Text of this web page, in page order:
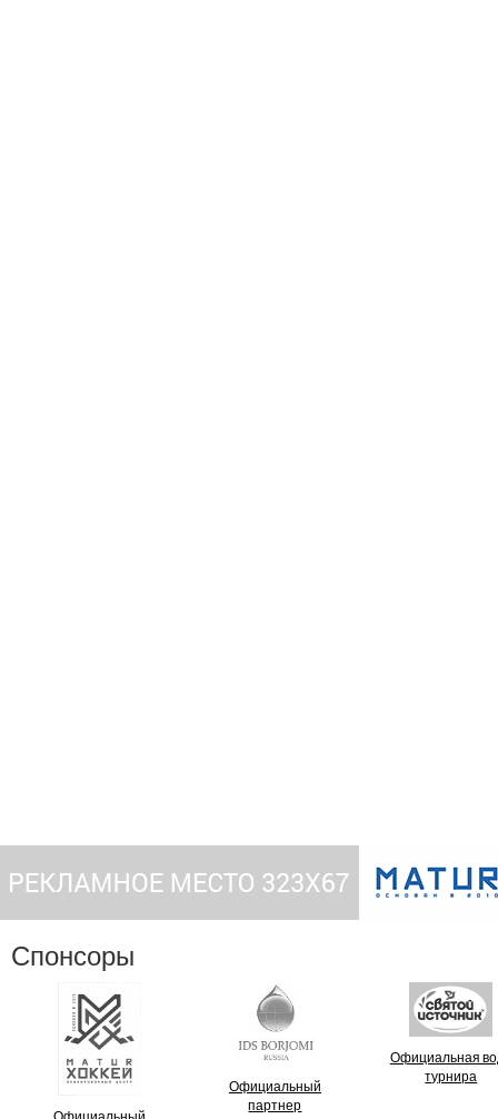
Спонсоры
Официальный
партнер
Официальная
турнира